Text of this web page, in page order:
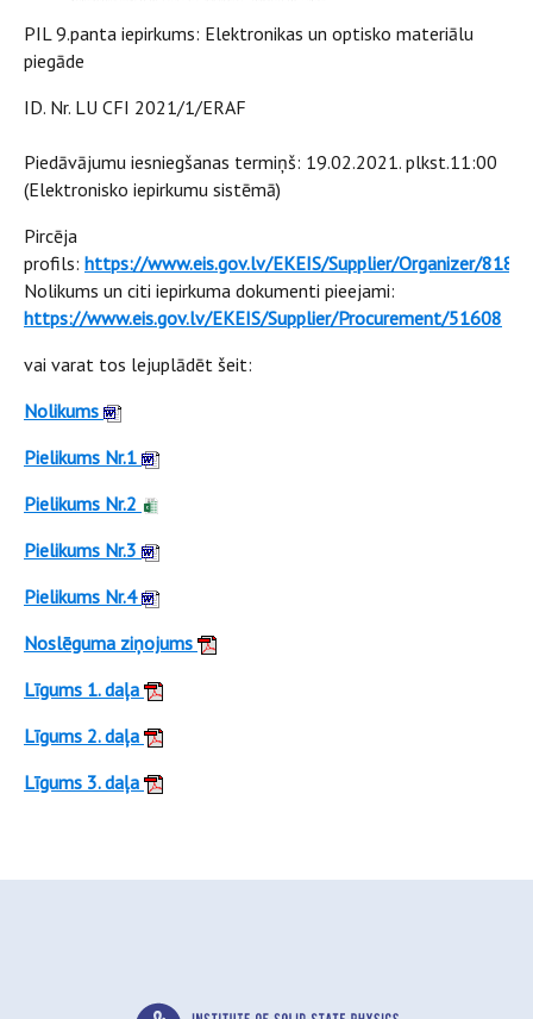
PIL 9.panta iepirkums: Elektronikas un optisko materiālu
piegāde
ID. Nr. LU CFI 2021/1/ERAF
Piedāvājumu iesniegšanas termiņš: 19.02.2021. plkst.11:00
(Elektronisko iepirkumu sistēmā)
Pircēja
profils: https://www.eis.gov.lv/EKEIS/Supplier/Organizer/818
Nolikums un citi iepirkuma dokumenti pieejami:
https://www.eis.gov.lv/EKEIS/Supplier/Procurement/51608
vai varat tos lejuplādēt šeit:
Nolikums
Pielikums Nr.1
Pielikums Nr.2
Pielikums Nr.3
Pielikums Nr.4
Noslēguma ziņojums
Līgums 1. daļa
Līgums 2. daļa
Līgums 3. daļa